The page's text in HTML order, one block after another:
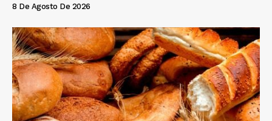
8 De Agosto De 2026